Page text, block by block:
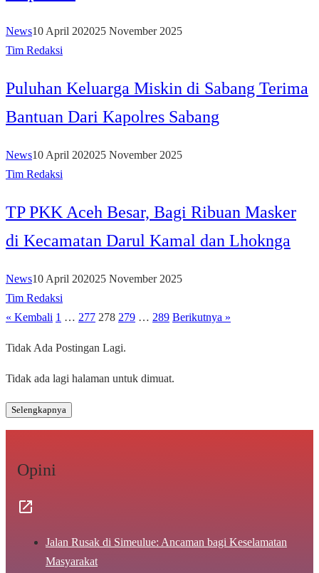
News10 April 202025 November 2025
Tim Redaksi
Puluhan Keluarga Miskin di Sabang Terima
Bantuan Dari Kapolres Sabang
News10 April 202025 November 2025
Tim Redaksi
TP PKK Aceh Besar, Bagi Ribuan Masker
di Kecamatan Darul Kamal dan Lhoknga
News10 April 202025 November 2025
Tim Redaksi
Paginasi
pos
« Kembali 1 … 277 278 279 … 289 Berikutnya »
Tidak Ada Postingan Lagi.
Tidak ada lagi halaman untuk dimuat.
Selengkapnya
Opini
Jalan Rusak di Simeulue: Ancaman bagi Keselamatan
Masyarakat